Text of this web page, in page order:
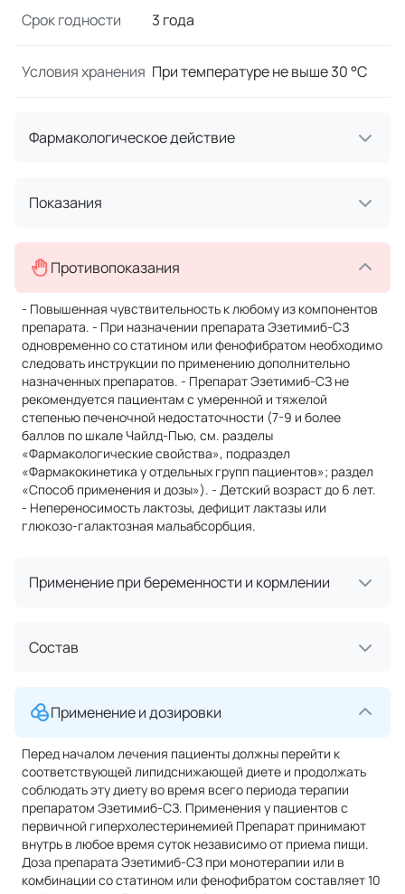
Срок годности 3 года
Условия хранения При температуре не выше 30 °C
Фармакологическое действие
Показания
Противопоказания
- Повышенная чувствительность к любому из компонентов
препарата. - При назначении препарата Эзетимиб-СЗ
одновременно со статином или фенофибратом необходимо
следовать инструкции по применению дополнительно
назначенных препаратов. - Препарат Эзетимиб-СЗ не
рекомендуется пациентам с умеренной и тяжелой
степенью печеночной недостаточности (7-9 и более
баллов по шкале Чайлд-Пью, см. разделы
«Фармакологические свойства», подраздел
«Фармакокинетика у отдельных групп пациентов»; раздел
«Способ применения и дозы»). - Детский возраст до 6 лет.
- Непереносимость лактозы, дефицит лактазы или
глюкозо-галактозная мальабсорбция.
Применение при беременности и кормлении
Состав
Применение и дозировки
Перед началом лечения пациенты должны перейти к
соответствующей липидснижающей диете и продолжать
соблюдать эту диету во время всего периода терапии
препаратом Эзетимиб-СЗ. Применения у пациентов с
первичной гиперхолестеринемией Препарат принимают
внутрь в любое время суток независимо от приема пищи.
Доза препарата Эзетимиб-СЗ при монотерапии или в
комбинации со статином или фенофибратом составляет 10